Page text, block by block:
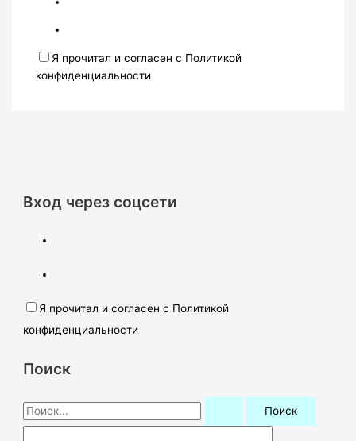
Я прочитал и согласен с Политикой
конфиденциальности
Вход через соцсети
Я прочитал и согласен с Политикой
конфиденциальности
Поиск
П
о